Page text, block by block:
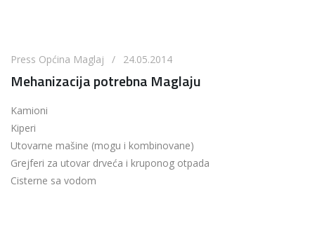
Press Općina Maglaj / 24.05.2014
Mehanizacija potrebna Maglaju
Kamioni
Kiperi
Utovarne mašine (mogu i kombinovane)
Grejferi za utovar drveća i kruponog otpada
Cisterne sa vodom